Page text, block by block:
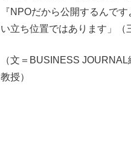
『NPOだから公開するんで
い立ち位置ではあります」（
（文＝BUSINESS
教授）